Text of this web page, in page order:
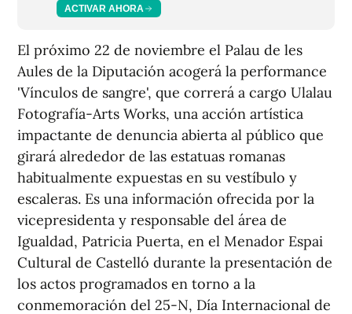
ACTIVAR AHORA
El próximo 22 de noviembre el Palau de les
Aules de la Diputación acogerá la performance
'Vínculos de sangre', que correrá a cargo Ulalau
Fotografía-Arts Works, una acción artística
impactante de denuncia abierta al público que
girará alrededor de las estatuas romanas
habitualmente expuestas en su vestíbulo y
escaleras. Es una información ofrecida por la
vicepresidenta y responsable del área de
Igualdad, Patricia Puerta, en el Menador Espai
Cultural de Castelló durante la presentación de
los actos programados en torno a la
conmemoración del 25-N, Día Internacional de